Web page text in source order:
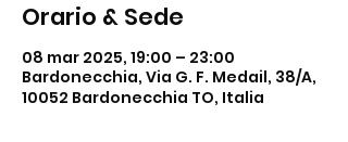
Orario & Sede
08 mar 2025, 19:00 – 23:00
Bardonecchia, Via G. F. Medail, 38/A,
10052 Bardonecchia TO, Italia